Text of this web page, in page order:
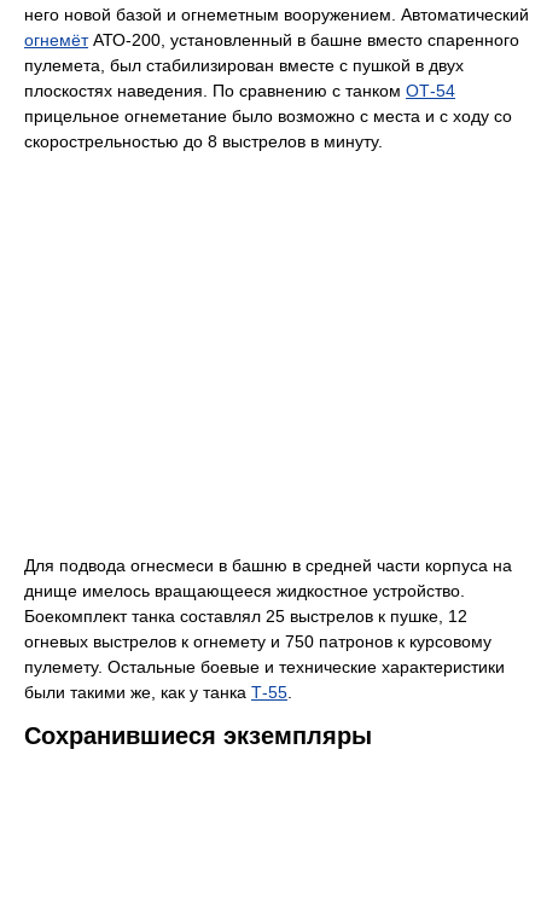
него новой базой и огнеметным вооружением. Автоматический
огнемётАТО-200, установленный в башне вместо спаренного
пулемета, был стабилизирован вместе с пушкой в двух
плоскостях наведения. По сравнению с танком ОТ-54
прицельное огнеметание было возможно с места и с ходу со
скорострельностью до 8 выстрелов в минуту.
Для подвода огнесмеси в башню в средней части корпуса на
днище имелось вращающееся жидкостное устройство.
Боекомплект танка составлял 25 выстрелов к пушке, 12
огневых выстрелов к огнемету и 750 патронов к курсовому
пулемету. Остальные боевые и технические характеристики
были такими же, как у танка Т-55
Сохранившиеся экземпляры